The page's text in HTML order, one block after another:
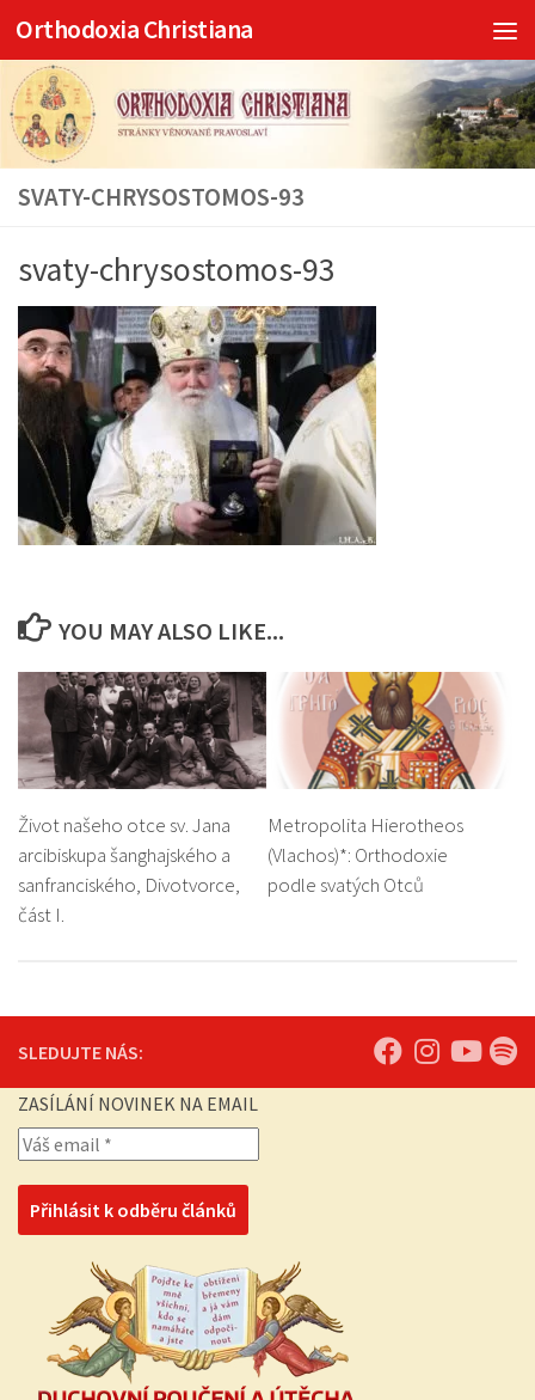
Skip to content
Orthodoxia Christiana
SVATY-CHRYSOSTOMOS-93
svaty-chrysostomos-93
YOU MAY ALSO LIKE...
Život našeho otce sv. Jana
arcibiskupa šanghajského a
sanfranciského, Divotvorce,
část I.
Metropolita Hierotheos
(Vlachos)*: Orthodoxie
podle svatých Otců
SLEDUJTE NÁS:
ZASÍLÁNÍ NOVINEK NA EMAIL